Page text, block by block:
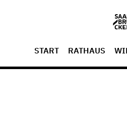
START RATHAUS